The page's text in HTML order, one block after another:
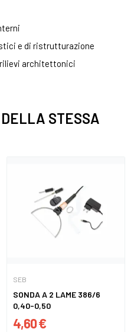
e di ristrutturazione
architettonici
DELLA STESSA
SEB
SONDA A 2 LAME 386/6
0,40-0,50
4,60 €